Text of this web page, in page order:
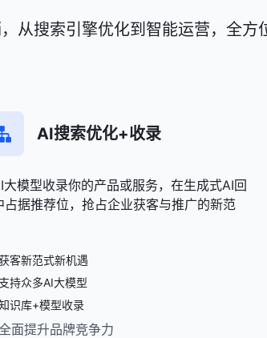
从搜索引擎优化到智能运营，全方
AI搜索优化+收录
大模型收录你的产品或服务，在生成式AI回
占据推荐位，抢占企业获客与推广的新范
客新范式新机遇
支持众多AI大模型
识库+模型收录
面提升品牌竞争力